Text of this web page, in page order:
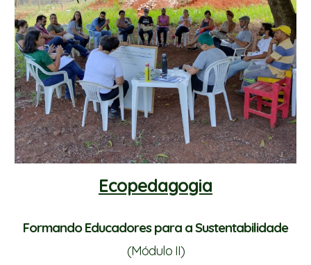
Ecopedagogia
Formando Educadores para a Sustentabilidade
(Módulo II)